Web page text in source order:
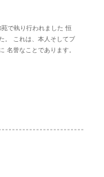
で執り行われました 恒
。 これは、本人そしてブ
名誉なことであります。